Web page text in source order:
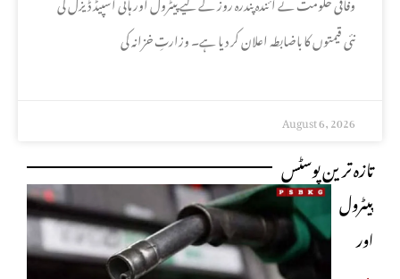
نئی قیمتوں کا باضابطہ اعلان کر دیا ہے۔ وزارتِ خزانہ کی
August 6, 2026
تازہ ترین پوسٹس
پیٹرول
اور